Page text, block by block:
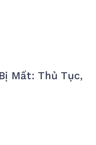
Mất: Thủ Tục,